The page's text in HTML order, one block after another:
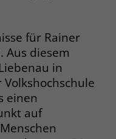
für Rainer
Aus diesem
in
einen
auf